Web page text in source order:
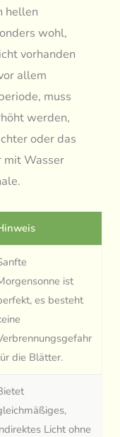
hellen
wohl,
vorhanden
allem
muss
werden,
oder das
mit Wasser
ist
es besteht
die Blätter.
Licht ohne